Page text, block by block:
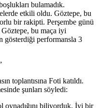
bulamadık.
etkili oldu. Göztepe, bu
bir rakipti. Perşembe günü
bu maça iyi
gösterdiği performansla 3
toplantısına Foti katıldı.
şunları söyledi:
oynadığını biliyorduk. İyi bir